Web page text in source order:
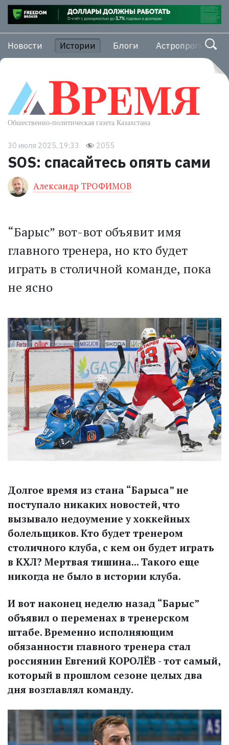
Новости Истории Блоги Астропрогноз
30 июля 2025, 19:33 2055
SOS: спасайтесь опять сами
Александр ТРОФИМОВ
“Барыс” вот-вот объявит имя
главного тренера, но кто будет
играть в столичной команде, пока
не ясно
Долгое время из стана “Барыса” не
поступало никаких новостей, что
вызывало недоумение у хоккейных
болельщиков. Кто будет тренером
столичного клуба, с кем он будет играть
в КХЛ? Мертвая тишина... Такого еще
никогда не было в истории клуба.
И вот наконец неделю назад “Барыс”
объявил о переменах в тренерском
штабе. Временно исполняющим
обязанности главного тренера стал
россиянин Евгений КОРОЛЁВ - тот самый,
который в прошлом сезоне целых два
дня возглавлял команду.